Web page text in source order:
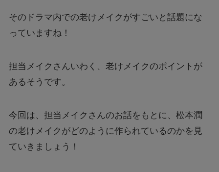
そのドラマ内での老けメイクがすごいと話題にな
っていますね！
担当メイクさんいわく、老けメイクのポイントが
あるそうです。
今回は、担当メイクさんのお話をもとに、松本潤
の老けメイクがどのように作られているのかを見
ていきましょう！